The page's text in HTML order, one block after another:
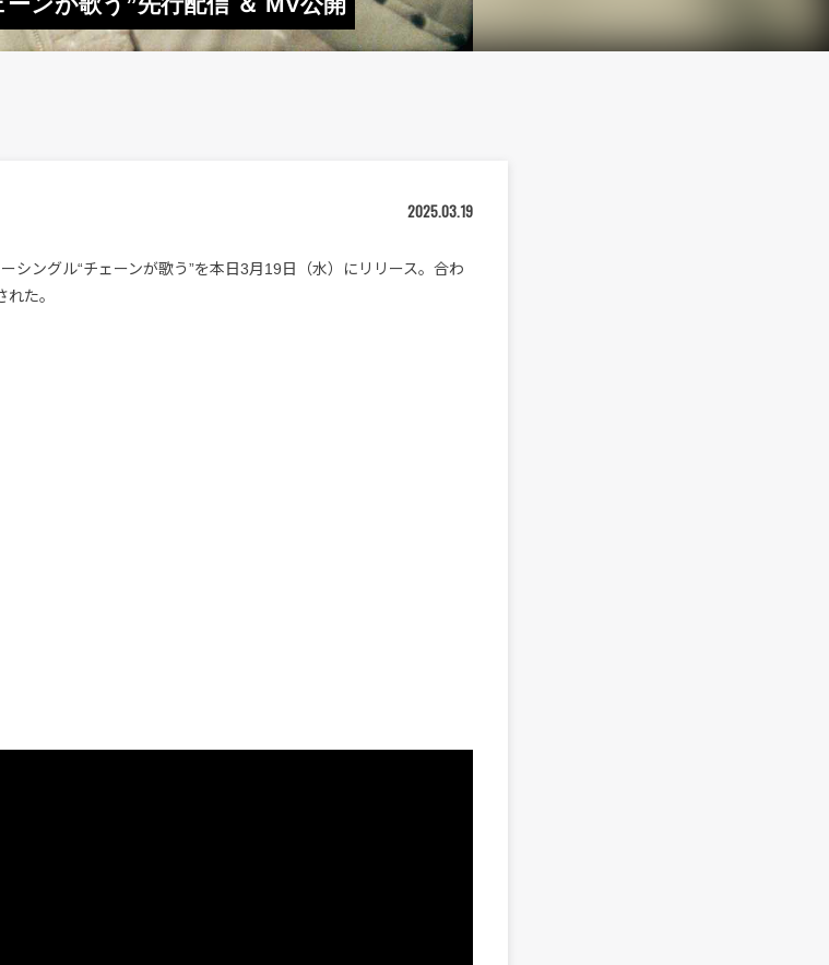
2025.03.19
シングル“チェーンが歌う”を本日3月19日（水）にリリース。合わ
た。